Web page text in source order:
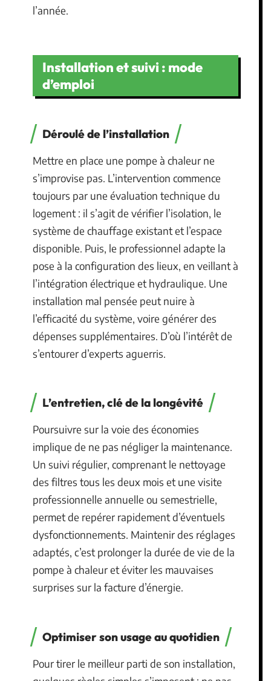
l’année.
Installation et suivi : mode
d’emploi
Déroulé de l’installation
Mettre en place une pompe à chaleur ne
s’improvise pas. L’intervention commence
toujours par une évaluation technique du
logement : il s’agit de vérifier l’isolation, le
système de chauffage existant et l’espace
disponible. Puis, le professionnel adapte la
pose à la configuration des lieux, en veillant à
l’intégration électrique et hydraulique. Une
installation mal pensée peut nuire à
l’efficacité du système, voire générer des
dépenses supplémentaires. D’où l’intérêt de
s’entourer d’experts aguerris.
L’entretien, clé de la longévité
Poursuivre sur la voie des économies
implique de ne pas négliger la maintenance.
Un suivi régulier, comprenant le nettoyage
des filtres tous les deux mois et une visite
professionnelle annuelle ou semestrielle,
permet de repérer rapidement d’éventuels
dysfonctionnements. Maintenir des réglages
adaptés, c’est prolonger la durée de vie de la
pompe à chaleur et éviter les mauvaises
surprises sur la facture d’énergie.
Optimiser son usage au quotidien
Pour tirer le meilleur parti de son installation,